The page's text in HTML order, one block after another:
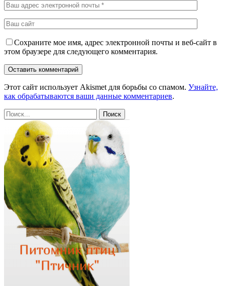
Сохраните мое имя, адрес электронной почты и веб-сайт в
этом браузере для следующего комментария.
Этот сайт использует Akismet для борьбы со спамом. Узнайте,
как обрабатываются ваши данные комментариев.